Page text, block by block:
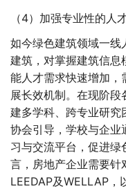
（4）加强专业性的人
如今绿色建筑领域一线
建筑，对掌握建筑信息
能人才需求快速增加，
展长效机制。在现阶段
建多学科、跨专业研究
协会引导，学校与企业
习与交流平台，促进
言，房地产企业需要针
LEEDAP及WELLAP，